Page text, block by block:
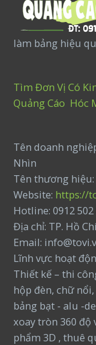
làm bảng hiệu
Tìm Đơn Vị Có
Quảng Cáo Hóc
Tên doanh
Nhìn
Tên thương hiệu:
Website: https://
Hotline: 0912 502
Địa chỉ: TP. Hồ
Email:
Lĩnh vực hoạt
Thiết kế – thi
hộp đèn, chữ
bảng bạt - alu -
xoay tròn 360
phẩm 3D , thuê